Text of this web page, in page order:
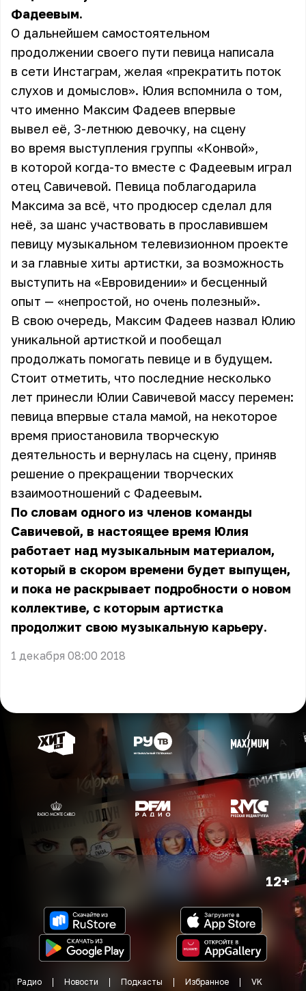
Фадеевым.
О дальнейшем самостоятельном
продолжении своего пути певица написала
в сети Инстаграм, желая «прекратить поток
слухов и домыслов». Юлия вспомнила о том,
что именно Максим Фадеев впервые
вывел её, 3-летнюю девочку, на сцену
во время выступления группы «Конвой»,
в которой когда-то вместе с Фадеевым играл
отец Савичевой. Певица поблагодарила
Максима за всё, что продюсер сделал для
неё, за шанс участвовать в прославившем
певицу музыкальном телевизионном проекте
и за главные хиты артистки, за возможность
выступить на «Евровидении» и бесценный
опыт — «непростой, но очень полезный».
В свою очередь, Максим Фадеев назвал Юлию
уникальной артисткой и пообещал
продолжать помогать певице и в будущем.
Стоит отметить, что последние несколько
лет принесли Юлии Савичевой массу перемен:
певица впервые стала мамой, на некоторое
время приостановила творческую
деятельность и вернулась на сцену, приняв
решение о прекращении творческих
взаимоотношений с Фадеевым.
По словам одного из членов команды
Савичевой, в настоящее время Юлия
работает над музыкальным материалом,
который в скором времени будет выпущен,
и пока не раскрывает подробности о новом
коллективе, с которым артистка
продолжит свою музыкальную карьеру.
1 декабря 08:00 2018
12+
Радио Новости Подкасты Избранное VK